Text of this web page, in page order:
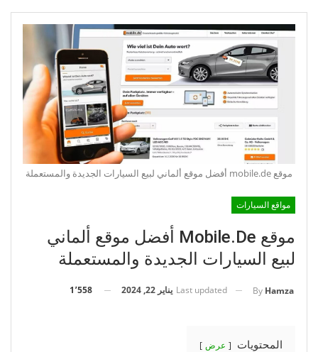
موقع mobile.de أفضل موقع ألماني لبيع السيارات الجديدة والمستعملة
مواقع السيارات
موقع Mobile.de أفضل موقع ألماني
لبيع السيارات الجديدة والمستعملة
By Hamza
Last updated يناير 22, 2024
المحتويات عرض